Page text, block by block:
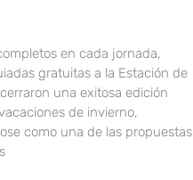
en cada jornada,
gratuitas a la Estación de
una exitosa edición
de invierno,
como una de las propuestas